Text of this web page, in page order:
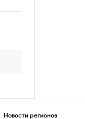
Новости регионов